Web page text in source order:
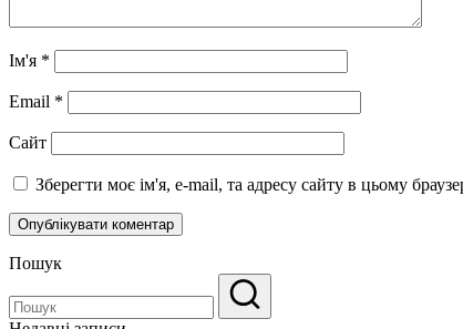
Ім'я *
Email *
Сайт
Зберегти моє ім'я, e-mail, та адресу сайту в цьому
Пошук